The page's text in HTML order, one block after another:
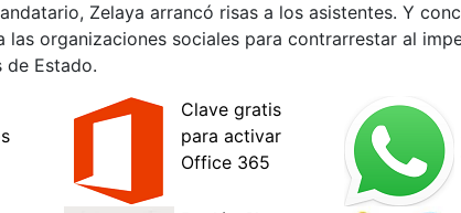
Zelaya arrancó risas a los asistentes. Y
las organizaciones sociales para contrarrestar al
de Estado.